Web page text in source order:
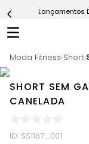
Lançamentos
Moda Fitness Short
SHORT SEM
CANELADA
ID: SS1187_001
Calça
7º Conjunto
9 º Ultimate Rosa